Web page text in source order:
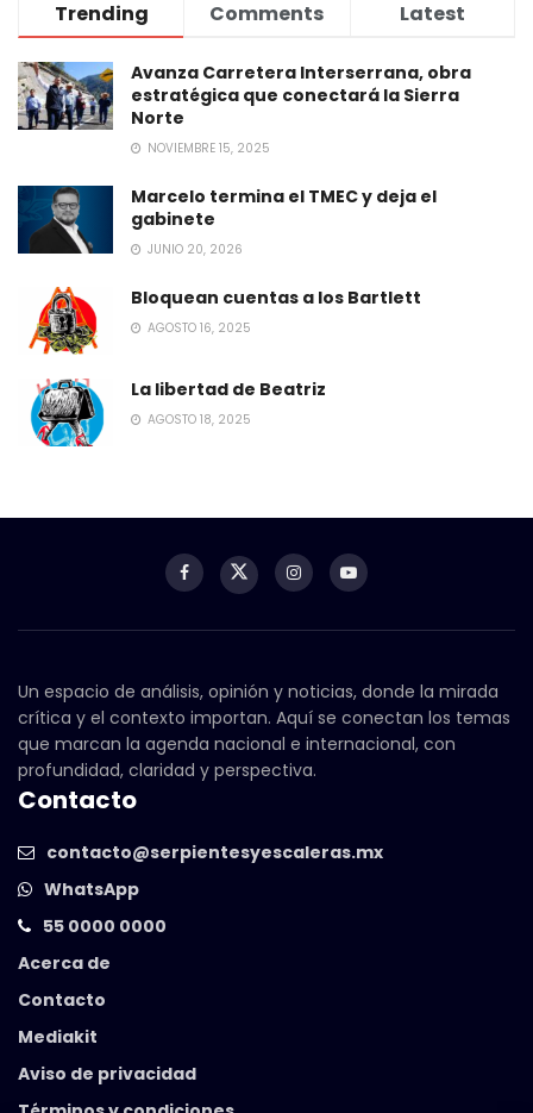
Trending Comments Latest
Avanza Carretera Interserrana, obra
estratégica que conectará la Sierra
Norte
NOVIEMBRE 15, 2025
Marcelo termina el TMEC y deja el
gabinete
JUNIO 20, 2026
Bloquean cuentas a los Bartlett
AGOSTO 16, 2025
La libertad de Beatriz
AGOSTO 18, 2025
Un espacio de análisis, opinión y noticias, donde la mirada
crítica y el contexto importan. Aquí se conectan los temas
que marcan la agenda nacional e internacional, con
profundidad, claridad y perspectiva.
Contacto
contacto@serpientesyescaleras.mx
WhatsApp
55 0000 0000
Acerca de
Contacto
Mediakit
Aviso de privacidad